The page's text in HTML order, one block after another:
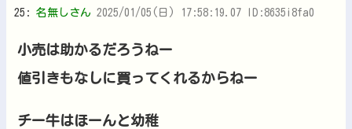
25: 名無しさん 2025/01/05(日) 17:58:19.07 ID:8635i8fa0
小売は助かるだろうねー
値引きもなしに買ってくれるからねー
チー牛はほーんと幼稚